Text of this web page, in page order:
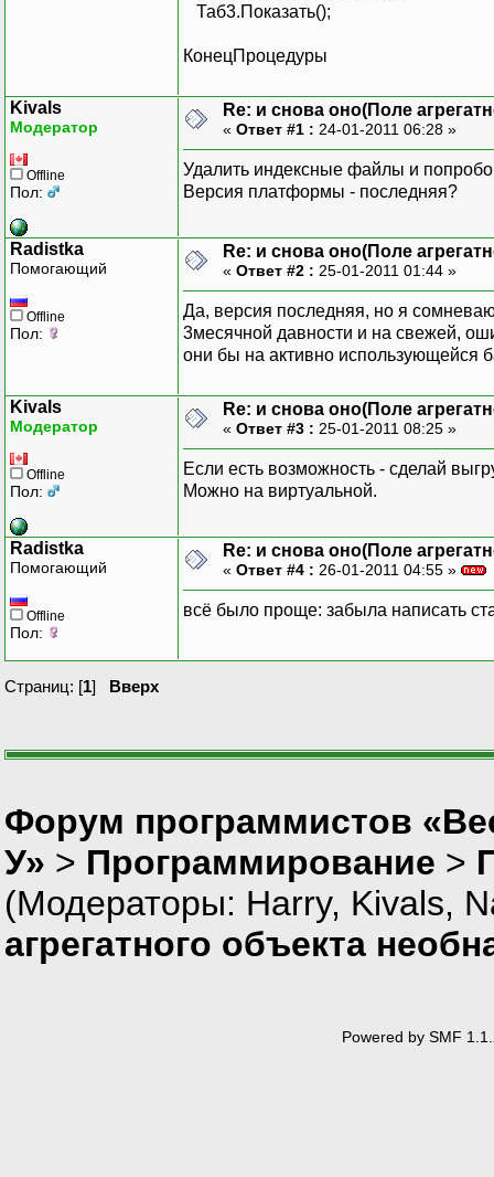
Таб3.Показать();
КонецПроцедуры
Kivals
Модератор
Offline
Пол:
Re: и снова оно(Поле
« Ответ #1 : 24-01-2011 06:28 »
Удалить индексные файлы и
Версия платформы - последняя?
Radistka
Помогающий
Offline
Пол:
Re: и снова оно(Поле
« Ответ #2 : 25-01-2011 01:44 »
Да, версия последняя, но я
3месячной давности и на свежей,
они бы на активно использующейся
Kivals
Модератор
Offline
Пол:
Re: и снова оно(Поле
« Ответ #3 : 25-01-2011 08:25 »
Если есть возможность - сделай
Можно на виртуальной.
Radistka
Помогающий
Offline
Пол:
Re: и снова оно(Поле
« Ответ #4 : 26-01-2011 04:55 »
всё было проще: забыла написать
Страниц: [1] Вверх
Форум программистов
У» > Программирование >
(Модераторы: Harry, Kivals,
агрегатного объекта
Powered by SMF